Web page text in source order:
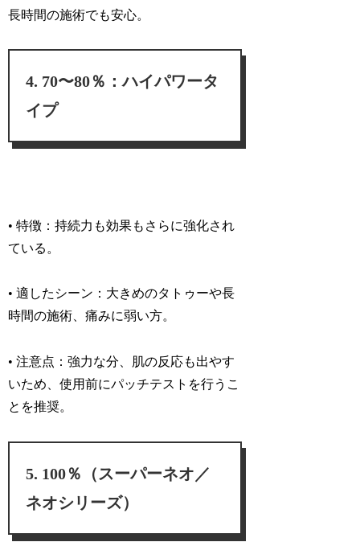
長時間の施術でも安心。
70〜80％：ハイパワータ
イプ
• 特徴：持続力も効果もさらに強化され
ている。
• 適したシーン： 大きめのタトゥーや長
時間の施術、痛みに弱い方。
• 注意点：強力な分、肌の反応も出やす
いため、使用前にパッチテストを行うこ
とを推奨。
100％（スーパーネオ／
ネオシリーズ）